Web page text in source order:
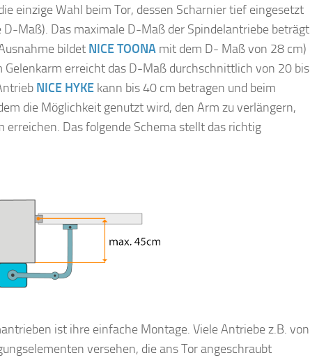
einzige Wahl beim Tor, dessen Scharnier tief eingesetzt
D-Maß). Das maximale D-Maß der Spindelantriebe beträgt
bildet NICE TOONA mit dem D- Maß von 28 cm)
Gelenkarm erreicht das D-Maß durchschnittlich von 20 bis
NICE HYKE kann bis 40 cm betragen und beim
die Möglichkeit genutzt wird, den Arm zu verlängern,
erreichen. Das folgende Schema stellt das richtig
ist ihre einfache Montage. Viele Antriebe z.B. von
versehen, die ans Tor angeschraubt